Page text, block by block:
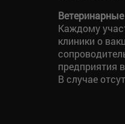
Каждому
клиники о
предприятия
В случае